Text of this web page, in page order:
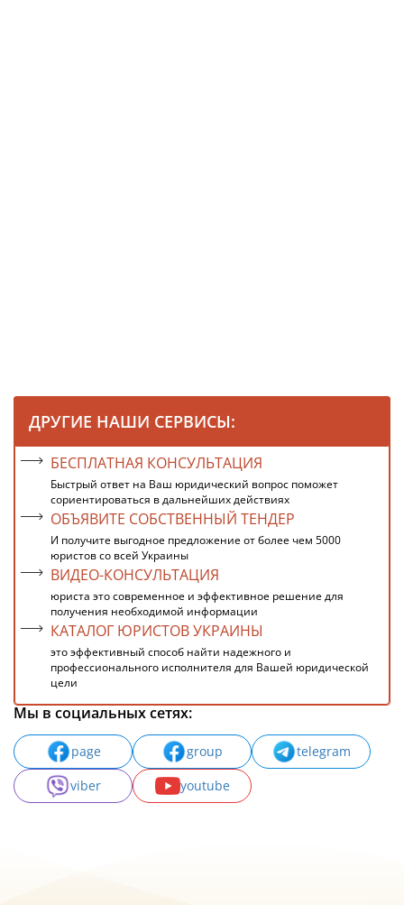
ДРУГИЕ НАШИ СЕРВИСЫ:
БЕСПЛАТНАЯ КОНСУЛЬТАЦИЯ
Быстрый ответ на Ваш юридический вопрос поможет
сориентироваться в дальнейших действиях
ОБЪЯВИТЕ СОБСТВЕННЫЙ ТЕНДЕР
И получите выгодное предложение от более чем 5000
юристов со всей Украины
ВИДЕО-КОНСУЛЬТАЦИЯ
юриста это современное и эффективное решение для
получения необходимой информации
КАТАЛОГ ЮРИСТОВ УКРАИНЫ
это эффективный способ найти надежного и
профессионального исполнителя для Вашей юридической
цели
Мы в социальных сетях:
page group
telegram
viber
youtube